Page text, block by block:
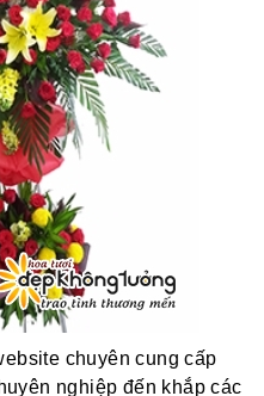
chuyên cung cấp
nghiệp đến khắp các